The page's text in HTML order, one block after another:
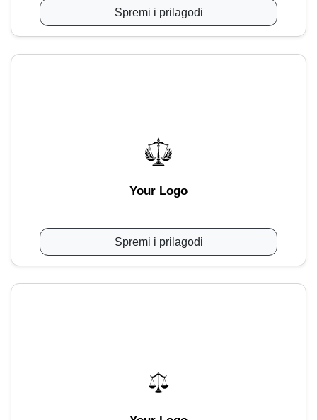
Spremi i prilagodi
Your Logo
Spremi i prilagodi